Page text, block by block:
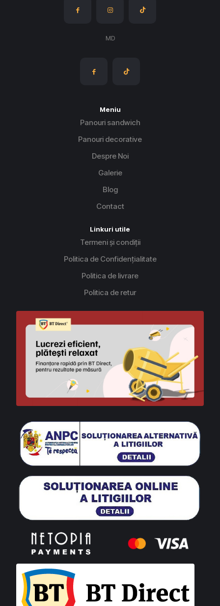
MD
Meniu
Panouri sandwich
Panouri decorative
Despre Noi
Galerie
Blog
Contact
Linkuri utile
Termeni și condiții
Politica de Confidențialitate
Politica de livrare
Politica de retur